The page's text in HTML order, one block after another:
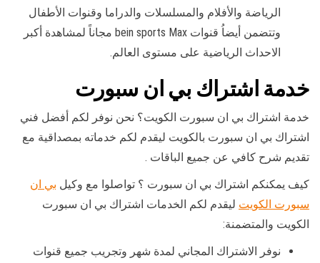
الرياضة والأفلام والمسلسلات والدراما وقنوات الأطفال
وتتضمن أيضاُ قنوات bein sports Max مجاناً لمشاهدة أكبر
الاحداث الرياضية على مستوى العالم.
خدمة اشتراك بي ان سبورت
خدمة اشتراك بي ان سبورت الكويت؟ نحن نوفر لكم أفضل فني
اشتراك بي ان سبورت بالكويت ليقدم لكم خدماته بمصداقية مع
تقديم شرح كافي عن جميع الباقات .
كيف يمكنكم اشتراك بي ان سبورت ؟ تواصلوا مع وكيل بي ان
سبورت الكويت ليقدم لكم الخدمات اشتراك بي ان سبورت
الكويت والمتضمنة:
نوفر الاشتراك المجاني لمدة شهر وتجريب جميع قنوات